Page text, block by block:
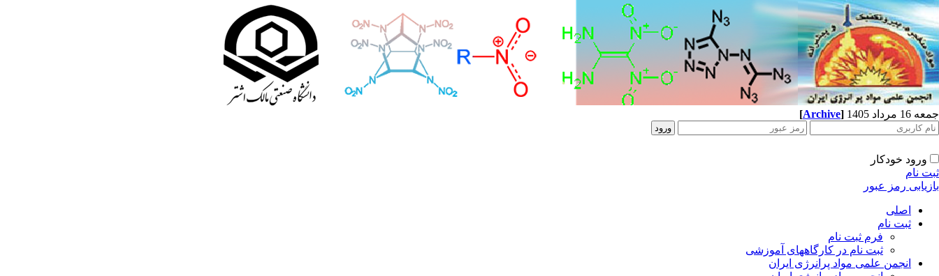
جمعه 16 مرداد 1405 [Archive]
ورود خودکار
ثبت نام
بازیابی رمز عبور
اصلی
ثبت نام
فرم ثبت نام
ثبت نام در کارگاههای آموزشی
انجمن علمی مواد پرانرژی ایران